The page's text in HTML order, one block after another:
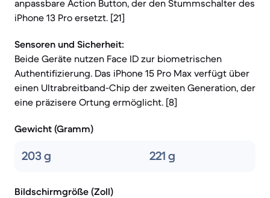
anpassbare Action Button, der den Stummschalter des
iPhone 13 Pro ersetzt. [21]
Sensoren und Sicherheit:
Beide Geräte nutzen Face ID zur biometrischen
Authentifizierung. Das iPhone 15 Pro Max verfügt über
einen Ultrabreitband-Chip der zweiten Generation, der
eine präzisere Ortung ermöglicht. [8]
Gewicht (Gramm)
203 g 221 g
Bildschirmgröße (Zoll)